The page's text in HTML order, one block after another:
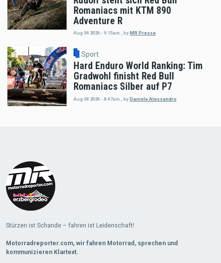
Romaniacs mit KTM 890
Adventure R
Aug 04 2026 - 9:15am byMR Presse
Sport
Hard Enduro World Ranking: Tim
Gradwohl finisht Red Bull
Romaniacs Silber auf P7
Aug 04 2026 - 8:47am byDaniele Alessandro
Stürzen ist Schande – fahren ist Leidenschaft!
Motorradreporter.com, wir fahren Motorrad, sprechen und
kommunizieren Klartext.